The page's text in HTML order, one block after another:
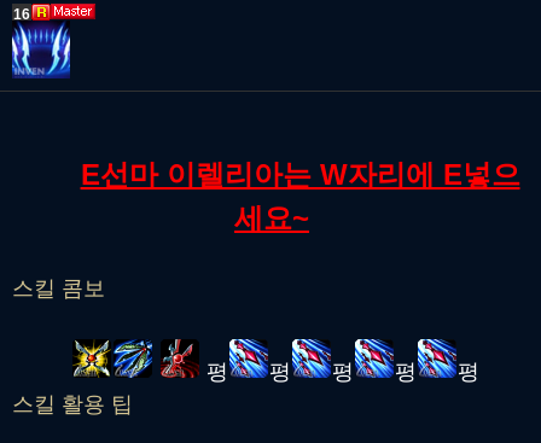
16
E선마 이렐리아는 W자리에 E넣으
세요~
스킬 콤보
평 평 평 평
평
스킬 활용 팁